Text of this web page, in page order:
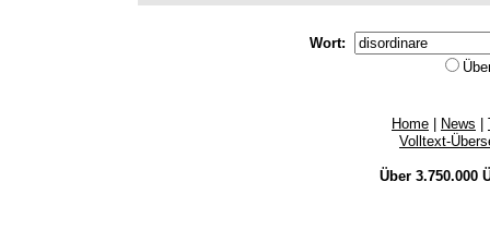
Wort:
Home News
Volltext-
Über 3.750.000